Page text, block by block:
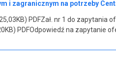
i zagranicznym na potrzeby
PDFZał. nr 1 do zapytania
PDFOdpowiedź na zapytanie